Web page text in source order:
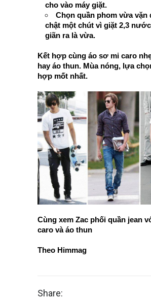
cho vào máy giặt.
Chọn quần phom vừa vặn
chật một chút vì giặt 2,3
giãn ra là vừa.
Kết hợp cùng áo sơ mi caro
hay áo thun. Mùa nóng, lựa
hợp mốt nhất.
Cùng xem Zac phối quần jean
caro và áo thun
Theo Himmag
Share: